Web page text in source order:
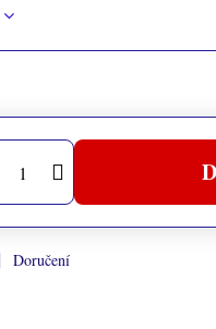
Doručení